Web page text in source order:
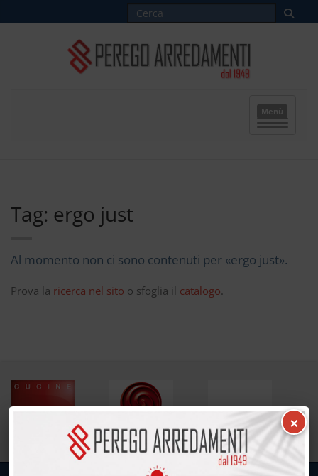
Menù
Tag: ergo just
Al momento non ci sono contenuti per «ergo just».
Prova la ricerca nel sito o sfoglia il catalogo.
×